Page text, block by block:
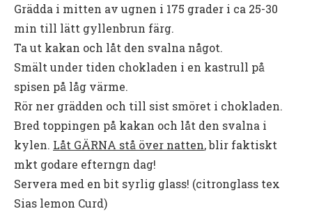
Grädda i mitten av ugnen i 175 grader i ca 25-30
min till lätt gyllenbrun färg.
Ta ut kakan och låt den svalna något.
Smält under tiden chokladen i en kastrull på
spisen på låg värme.
Rör ner grädden och till sist smöret i chokladen.
Bred toppingen på kakan och låt den svalna i
kylen. Låt GÄRNA stå över natten, blir faktiskt
mkt godare efterngn dag!
Servera med en bit syrlig glass! (citronglass tex
Sias lemon Curd)